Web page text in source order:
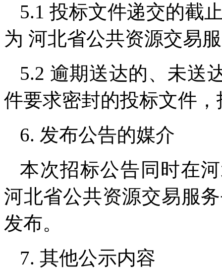
5.1 投标文件递交的截
为 河北省公共资源交易
5.2 逾期送达的、未送
件要求密封的投标文件
6. 发布公告的媒介
本次招标公告同时在
河北省公共资源交易服
发布。
7. 其他公示内容